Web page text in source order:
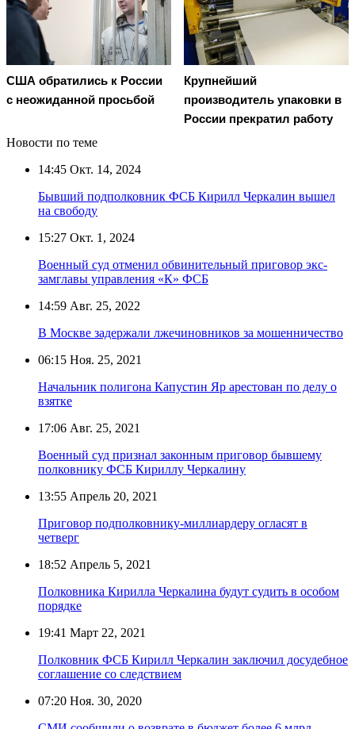
США обратились к России
с неожиданной просьбой
Крупнейший
производитель упаковки в
России прекратил работу
Новости по теме
14:45 Окт. 14, 2024
Бывший подполковник ФСБ Кирилл Черкалин вышел
на свободу
15:27 Окт. 1, 2024
Военный суд отменил обвинительный приговор экс-
замглавы управления «К» ФСБ
14:59 Авг. 25, 2022
В Москве задержали лжечиновников за мошенничество
06:15 Ноя. 25, 2021
Начальник полигона Капустин Яр арестован по делу о
взятке
17:06 Авг. 25, 2021
Военный суд признал законным приговор бывшему
полковнику ФСБ Кириллу Черкалину
13:55 Апрель 20, 2021
Приговор подполковнику-миллиардеру огласят в
четверг
18:52 Апрель 5, 2021
Полковника Кирилла Черкалина будут судить в особом
порядке
19:41 Март 22, 2021
Полковник ФСБ Кирилл Черкалин заключил досудебное
соглашение со следствием
07:20 Ноя. 30, 2020